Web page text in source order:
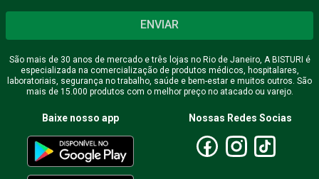
ENVIAR
São mais de 30 anos de mercado e três lojas no Rio de Janeiro, A BISTURI é
especializada na comercialização de produtos médicos, hospitalares,
laboratoriais, segurança no trabalho, saúde e bem-estar e muitos outros. São
mais de 15.000 produtos com o melhor preço no atacado ou varejo.
Baixe nosso app Nossas Redes Socias